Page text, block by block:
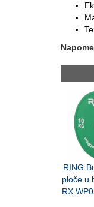
RING
ploče u
RX